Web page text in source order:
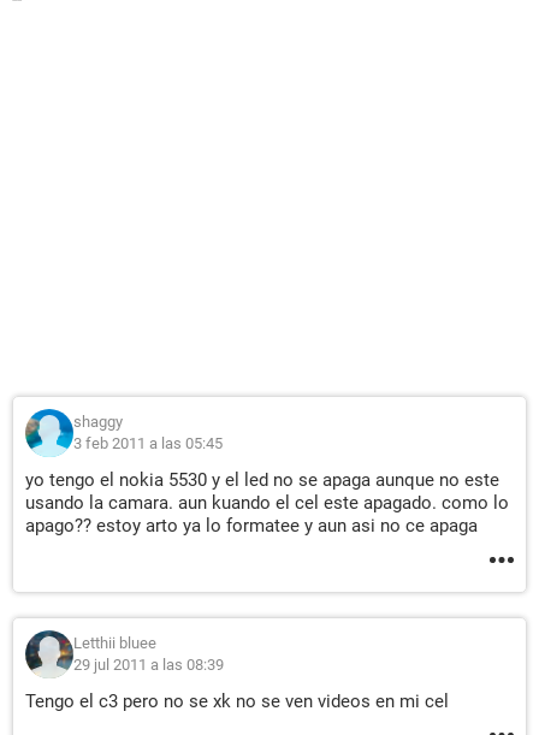
shaggy
3 feb 2011 a las 05:45
yo tengo el nokia 5530 y el led no se apaga aunque no este
usando la camara. aun kuando el cel este apagado. como lo
apago?? estoy arto ya lo formatee y aun asi no ce apaga
Letthii bluee
29 jul 2011 a las 08:39
Tengo el c3 pero no se xk no se ven videos en mi cel